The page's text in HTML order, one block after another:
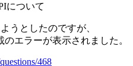
について
うとしたのですが、
エラーが表示されました。
468